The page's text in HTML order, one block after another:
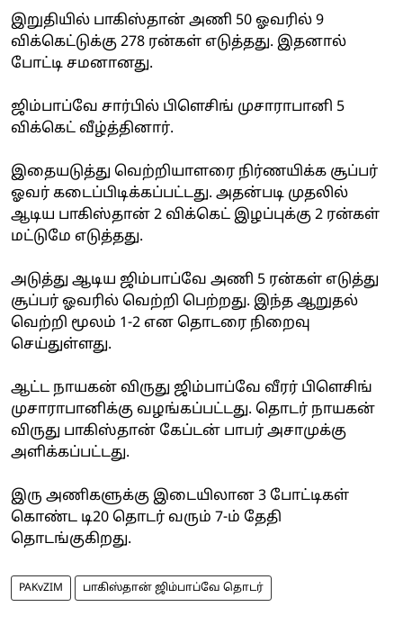
இறுதியில் பாகிஸ்தான் அணி 50 ஓவரில் 9
விக்கெட்டுக்கு 278 ரன்கள் எடுத்தது. இதனால்
போட்டி சமனானது.
ஜிம்பாப்வே சார்பில் பிளெசிங் முசாராபானி 5
விக்கெட் வீழ்த்தினார்.
இதையடுத்து வெற்றியாளரை நிர்ணயிக்க சூப்பர்
ஓவர் கடைப்பிடிக்கப்பட்டது. அதன்படி முதலில்
ஆடிய பாகிஸ்தான் 2 விக்கெட் இழப்புக்கு 2 ரன்கள்
மட்டுமே எடுத்தது.
அடுத்து ஆடிய ஜிம்பாப்வே அணி 5 ரன்கள் எடுத்து
சூப்பர் ஓவரில் வெற்றி பெற்றது. இந்த ஆறுதல்
வெற்றி மூலம் 1-2 என தொடரை நிறைவு
செய்துள்ளது.
ஆட்ட நாயகன் விருது ஜிம்பாப்வே வீரர் பிளெசிங்
முசாராபானிக்கு வழங்கப்பட்டது. தொடர் நாயகன்
விருது பாகிஸ்தான் கேப்டன் பாபர் அசாமுக்கு
அளிக்கப்பட்டது.
இரு அணிகளுக்கு இடையிலான 3 போட்டிகள்
கொண்ட டி20 தொடர் வரும் 7-ம் தேதி
தொடங்குகிறது.
PAKvZIM பாகிஸ்தான் ஜிம்பாப்வே தொடர்